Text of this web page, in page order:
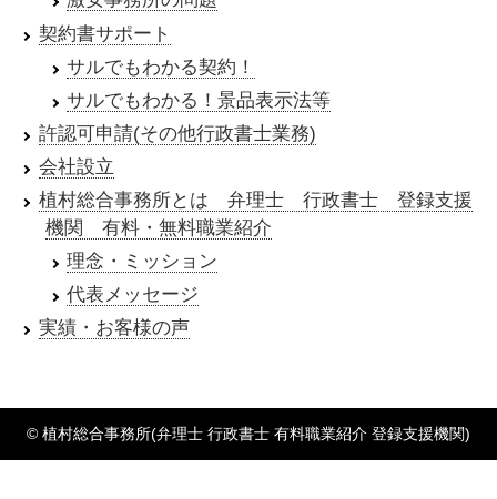
契約書サポート
サルでもわかる契約！
サルでもわかる！景品表示法等
許認可申請(その他行政書士業務)
会社設立
植村総合事務所とは 弁理士 行政書士 登録支援
機関 有料・無料職業紹介
理念・ミッション
代表メッセージ
実績・お客様の声
© 植村総合事務所(弁理士 行政書士 有料職業紹介 登録支援機関)